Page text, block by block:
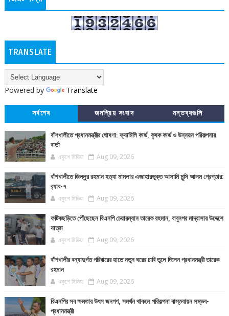
TRANSLATE
Powered by Translate
সর্বশেষ জনপ্রিয় সংবাদ মন্তব্যগুলি
বাঁশখালীতে প্রধানমন্ত্রীর ঘোষণা: ফ্যামিলি কার্ড, কৃষক কার্ড ও উন্নয়ন পরিকল্পনার
বার্তা
একুশে মিডিয়া Aug 09, 2026
বাঁশখালীতে জিল্লুর রহমান হত্যা মামলার এজাহারভুক্ত আসামি মুন্সি আলম গ্রেপ্তার:
র‍্যাব-৭
একুশে মিডিয়া Aug 09, 2026
ফটিকছড়িতে পৌঁছেছেন বিএনপি চেয়ারম্যান তারেক রহমান, বাবুনগর মাদ্রাসার উদ্দেশে
যাত্রা
একুশে মিডিয়া Aug 09, 2026
বাঁশখালীর বন্যাদুর্গত পরিবারের হাতে নতুন ঘরের চাবি তুলে দিলেন প্রধানমন্ত্রী তারেক
রহমান
একুশে মিডিয়া Aug 09, 2026
বিএনপির সব ক্ষমতার উৎস জনগণ, সমর্থন থাকলে পরিকল্পনা বাস্তবায়ন সম্ভব-
প্রধানমন্ত্রী